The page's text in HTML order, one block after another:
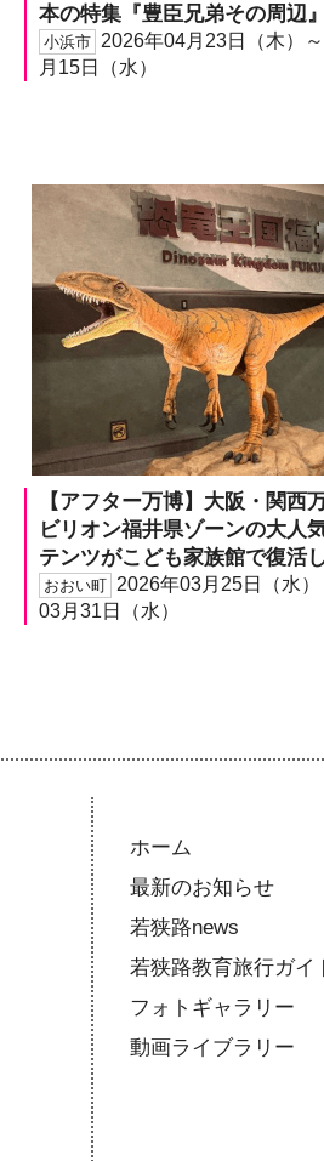
本の特集『豊臣兄弟その周辺』
小浜市 2026年04月23日（木）
月15日（水）
【アフター万博】大阪・関西
ビリオン福井県ゾーンの大人
テンツがこども家族館で復活
おおい町 2026年03月25日（水
03月31日（水）
ホーム
最新のお知らせ
若狭路news
若狭路教育旅行ガイ
フォトギャラリー
動画ライブラリー